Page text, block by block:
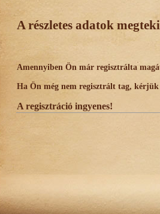
A részletes adatok
Amennyiben Ön már regisztrálta
Ha Ön még nem regisztrált tag,
A regisztráció ingyenes!